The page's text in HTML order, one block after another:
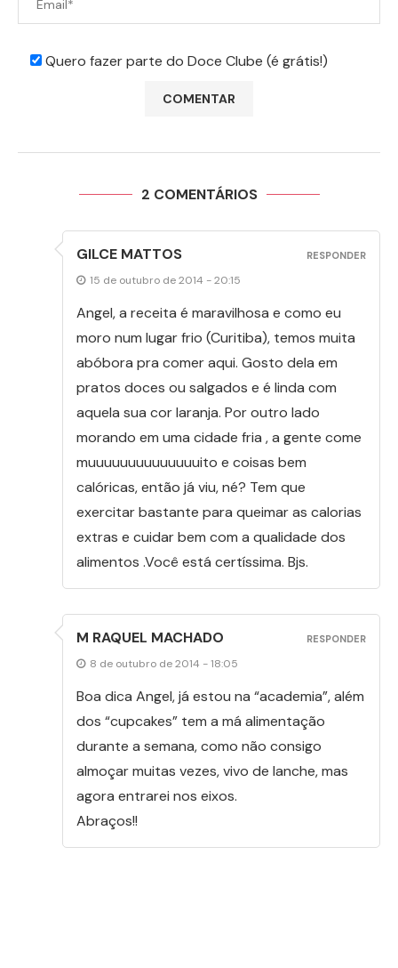
Quero fazer parte do Doce Clube (é grátis!)
2 COMENTÁRIOS
GILCE MATTOS
15 de outubro de 2014 - 20:15
Angel, a receita é maravilhosa e como eu
moro num lugar frio (Curitiba), temos muita
abóbora pra comer aqui. Gosto dela em
pratos doces ou salgados e é linda com
aquela sua cor laranja. Por outro lado
morando em uma cidade fria , a gente come
muuuuuuuuuuuuuuito e coisas bem
calóricas, então já viu, né? Tem que
exercitar bastante para queimar as calorias
extras e cuidar bem com a qualidade dos
alimentos .Você está certíssima. Bjs.
RESPONDER
M RAQUEL MACHADO
8 de outubro de 2014 - 18:05
Boa dica Angel, já estou na “academia”, além
dos “cupcakes” tem a má alimentação
durante a semana, como não consigo
almoçar muitas vezes, vivo de lanche, mas
agora entrarei nos eixos.
Abraços!!
RESPONDER